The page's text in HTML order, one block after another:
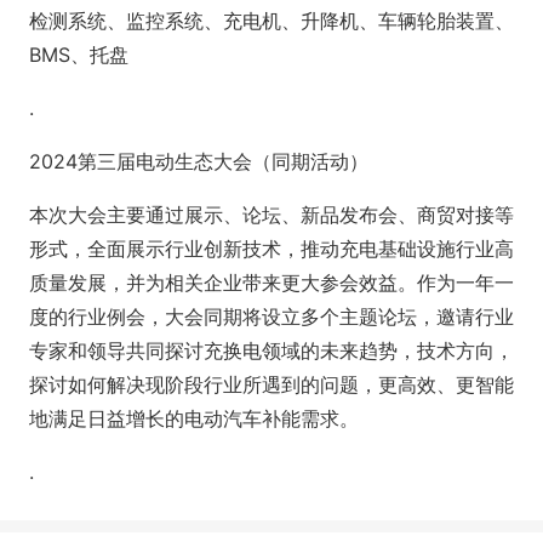
检测系统、监控系统、充电机、升降机、车辆轮胎装置、
BMS、托盘
.
2024第三届电动生态大会（同期活动）
本次大会主要通过展示、论坛、新品发布会、商贸对接等
形式，全面展示行业创新技术，推动充电基础设施行业高
质量发展，并为相关企业带来更大参会效益。作为一年一
度的行业例会，大会同期将设立多个主题论坛，邀请行业
专家和领导共同探讨充换电领域的未来趋势，技术方向，
探讨如何解决现阶段行业所遇到的问题，更高效、更智能
地满足日益增长的电动汽车补能需求。
.